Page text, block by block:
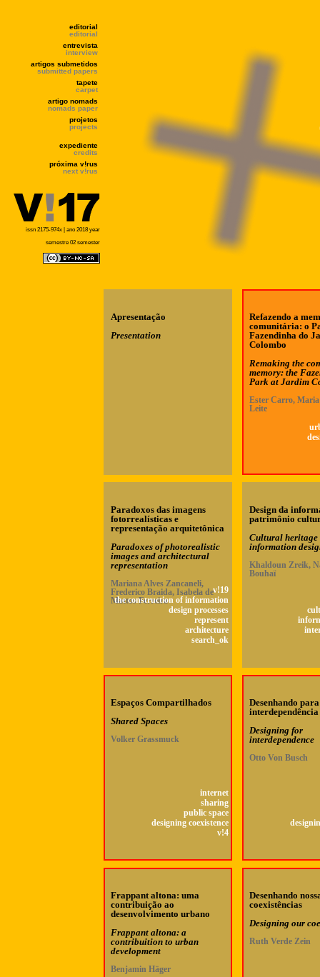
editorial
editorial
entrevista
interview
artigos submetidos
submitted papers
tapete
carpet
artigo nomads
nomads paper
projetos
projects
expediente
credits
próxima v!rus
next v!rus
issn 2175-974x | ano 2018 year
semestre 02 semester
Apresentação
Presentation
Refazendo a
comunitária: o
Fazendinha do
Colombo
Remaking the
memory: the
Park at Jardim
Ester Carro,
Leite
Paradoxos das imagens
fotorrealísticas e
representação arquitetônica
Paradoxes of photorealistic
images and architectural
representation
Mariana Alves Zancaneli,
Frederico Braida, Isabela de
Mattos Ferreira
v!19
the construction of information
design processes
represent
architecture
search_ok
Design da
patrimônio
Cultural heritage
information
Khaldoun Zreik,
Bouhaï
Espaços Compartilhados
Shared Spaces
Volker Grassmuck
internet
sharing
public space
designing coexistence
v!4
Desenhando
interdependência
Designing for
interdependence
Otto Von Busch
Frappant altona: uma
contribuição ao
desenvolvimento urbano
Frappant altona: a
contribuition to urban
development
Benjamin Häger
Desenhando
coexistências
Designing our
Ruth Verde Zein